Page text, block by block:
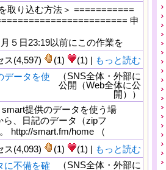
取り込む方法＞ ===========
申
５日23:19以前にこの作業を
ス(4,597) (1) (1) | もっと読む
データを使
（SNS全体・外部に
公開（Web全体に公
開））
smart提供のデータを使う場
、日記のデータ（zipフ
http://smart.fm/home （
ス(4,093) (1) (1) | もっと読む
に不備を確
（SNS全体・外部に